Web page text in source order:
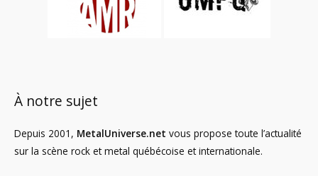
À notre sujet
Depuis 2001, MetalUniverse.net vous propose toute l’actualité
sur la scène rock et metal québécoise et internationale.